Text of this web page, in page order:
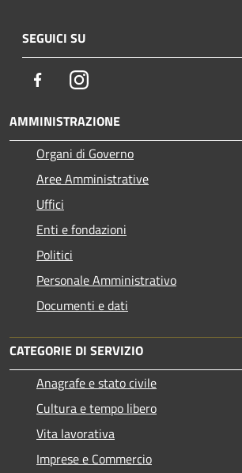
SEGUICI SU
FacebookInstagram
AMMINISTRAZIONE
Organi di Governo
Aree Amministrative
Uffici
Enti e fondazioni
Politici
Personale Amministrativo
Documenti e dati
CATEGORIE DI SERVIZIO
Anagrafe e stato civile
Cultura e tempo libero
Vita lavorativa
Imprese e Commercio